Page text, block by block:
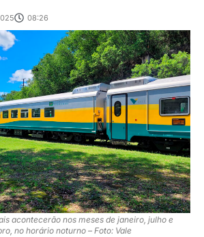
08:26
acontecerão nos meses de janeiro, julho e
no horário noturno – Foto: Vale